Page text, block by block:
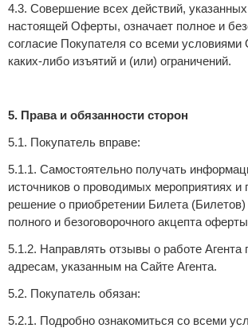
4.3. Совершение всех действий, указанных
настоящей Оферты, означает полное и
согласие Покупателя со всеми
каких-либо изъятий и (или) ограничений.
5. Права и обязанности сторон
5.1. Покупатель вправе:
5.1.1. Самостоятельно получать
источников о проводимых мероприятиях и
решение о приобретении Билета (Билетов)
полного и безоговорочного акцепта
5.1.2. Направлять отзывы о работе Агента
адресам, указанным на Сайте Агента.
5.2. Покупатель обязан:
5.2.1. Подробно ознакомиться со всеми